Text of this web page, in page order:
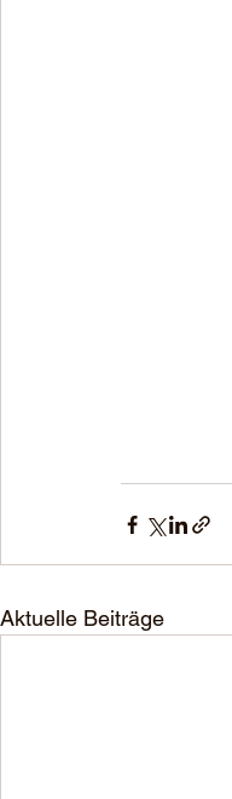
Aktuelle Beiträge